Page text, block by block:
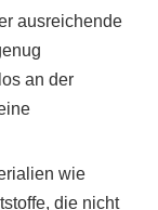
ausreichende
an der
wie
die nicht